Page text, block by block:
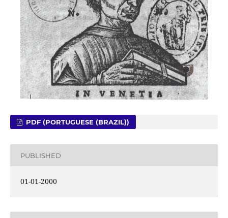
PDF (PORTUGUESE (BRAZIL))
PUBLISHED
01-01-2000